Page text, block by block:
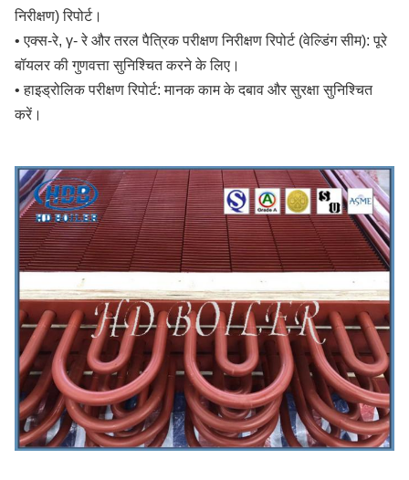
निरीक्षण) रिपोर्ट।
• एक्स-रे, γ- रे और तरल पैत्रिक परीक्षण निरीक्षण रिपोर्ट (वेल्डिंग सीम): पूरे
बॉयलर की गुणवत्ता सुनिश्चित करने के लिए।
• हाइड्रोलिक परीक्षण रिपोर्ट: मानक काम के दबाव और सुरक्षा सुनिश्चित
करें।